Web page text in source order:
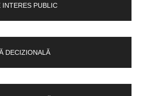
PUBLIC
DECIZIONALĂ